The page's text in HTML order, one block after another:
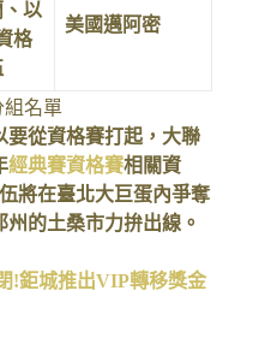
、以
格
美國邁阿密
組名單
要從資格賽打起，大聯
經典賽資格賽相關資
將在臺北大巨蛋內爭奪
的土桑市力拚出線。
!鉅城推出VIP轉移獎金